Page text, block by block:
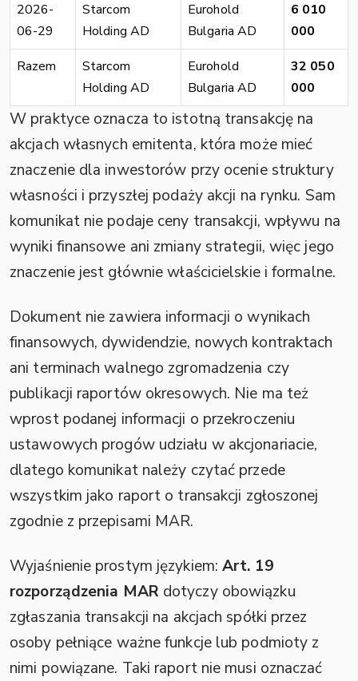
2026-
06-29
Starcom
Holding AD
Eurohold
Bulgaria AD
6 010
000
Razem
Starcom
Holding AD
Eurohold
Bulgaria AD
32 050
000
W praktyce oznacza to istotną transakcję na
akcjach własnych emitenta, która może mieć
znaczenie dla inwestorów przy ocenie struktury
własności i przyszłej podaży akcji na rynku. Sam
komunikat nie podaje ceny transakcji, wpływu na
wyniki finansowe ani zmiany strategii, więc jego
znaczenie jest głównie właścicielskie i formalne.
Dokument nie zawiera informacji o wynikach
finansowych, dywidendzie, nowych kontraktach
ani terminach walnego zgromadzenia czy
publikacji raportów okresowych. Nie ma też
wprost podanej informacji o przekroczeniu
ustawowych progów udziału w akcjonariacie,
dlatego komunikat należy czytać przede
wszystkim jako raport o transakcji zgłoszonej
zgodnie z przepisami MAR.
Wyjaśnienie prostym językiem: Art. 19
rozporządzenia MAR dotyczy obowiązku
zgłaszania transakcji na akcjach spółki przez
osoby pełniące ważne funkcje lub podmioty z
nimi powiązane. Taki raport nie musi oznaczać